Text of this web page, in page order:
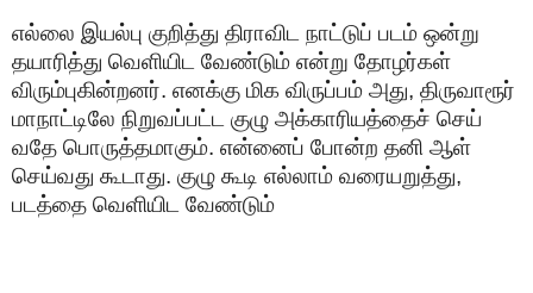
எல்லை இயல்பு குறித்து திராவிட நாட்டுப் படம் ஒன்று
தயாரித்து வெளியிட வேண்டும் என்று தோழர்கள்
விரும்புகின்றனர். எனக்கு மிக விருப்பம் அது, திருவாரூர்
மாநாட்டிலே நிறுவப்பட்ட குழு அக்காரியத்தைச் செய்
வதே பொருத்தமாகும். என்னைப் போன்ற தனி ஆள்
செய்வது கூடாது. குழு கூடி எல்லாம் வரையறுத்து,
படத்தை வெளியிட வேண்டும்